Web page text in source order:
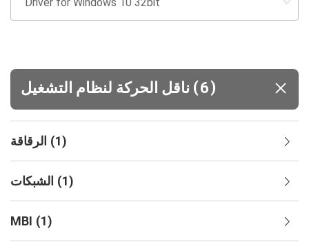
(6)
الرقاقة (1)
الشبكات (1)
MBI (1)